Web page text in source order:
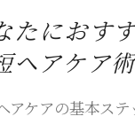
たにおす
ヘアケア
アケアの基本ステ